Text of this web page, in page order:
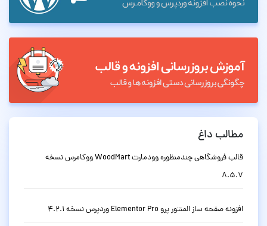
مطالب داغ
قالب فروشگاهی چندمنظوره وودمارت WoodMart ووکامرس نسخه
8.5.7
افزونه صفحه ساز المنتور پرو Elementor Pro وردپرس نسخه 4.2.1